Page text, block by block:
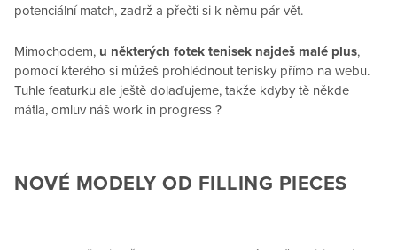
potenciální match, zadrž a přečti si k němu pár vět.
Mimochodem, u některých fotek tenisek najdeš malé plus,
pomocí kterého si můžeš prohlédnout tenisky přímo na webu.
Tuhle featurku ale ještě dolaďujeme, takže kdyby tě někde
mátla, omluv náš work in progress ?
NOVÉ MODELY OD FILLING PIECES